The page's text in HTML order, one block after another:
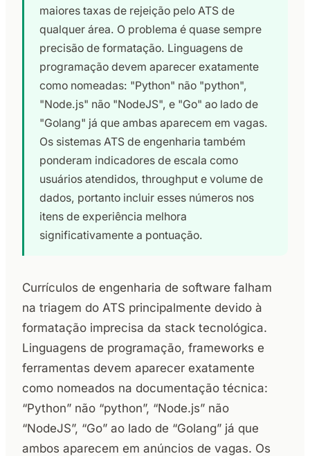
maiores taxas de rejeição pelo ATS de
qualquer área. O problema é quase sempre
precisão de formatação. Linguagens de
programação devem aparecer exatamente
como nomeadas: "Python" não "python",
"Node.js" não "NodeJS", e "Go" ao lado de
"Golang" já que ambas aparecem em vagas.
Os sistemas ATS de engenharia também
ponderam indicadores de escala como
usuários atendidos, throughput e volume de
dados, portanto incluir esses números nos
itens de experiência melhora
significativamente a pontuação.
Currículos de engenharia de software falham
na triagem do ATS principalmente devido à
formatação imprecisa da stack tecnológica.
Linguagens de programação, frameworks e
ferramentas devem aparecer exatamente
como nomeados na documentação técnica:
“Python” não “python”, “Node.js” não
“NodeJS”, “Go” ao lado de “Golang” já que
ambos aparecem em anúncios de vagas. Os